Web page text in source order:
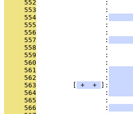
     552
:
     553
:
     554
                 :
     555
:
     556
:
     557
                 :
     558
:
     559
:
     560
:
     561
                 :
     562
                 :
     563
+ + ]:
     564
                 :
     565
:
     566
                 :